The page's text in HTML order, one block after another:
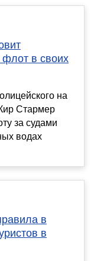
в своих
на
Стармер
за судами
водах
в
в